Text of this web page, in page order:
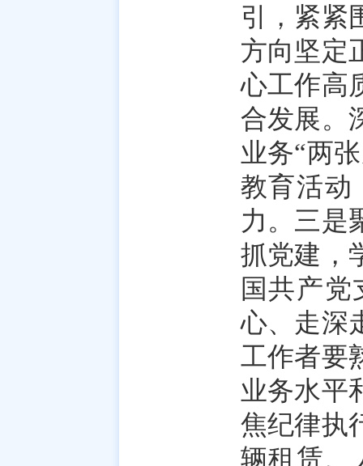
引，紧紧
方向坚定
心工作高
合发展。
业务“两
教育活动
力。三是
抓党建，
国共产
心、走深
工作者要
业务水平
焦纪律执
辆租赁、